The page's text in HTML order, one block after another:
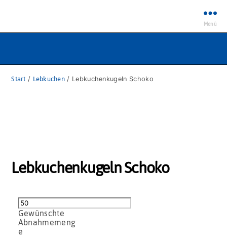
Menü
Start / Lebkuchen/ Lebkuchenkugeln Schoko
Lebkuchenkugeln Schoko
Lebkuchenkugeln
Schoko
Menge